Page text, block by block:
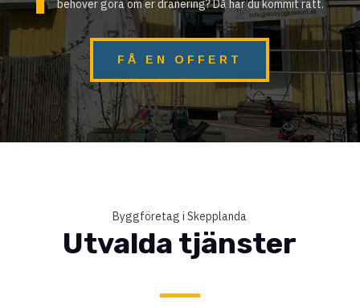
behöver göra om er dränering? Då har du kommit rätt.
FÅ EN OFFERT
Byggföretag i Skepplanda
Utvalda tjänster